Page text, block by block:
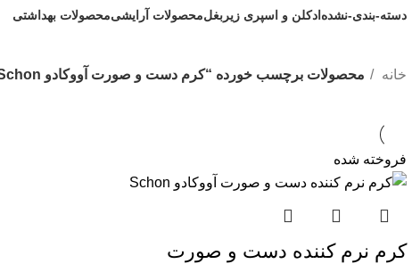
دسته-بندی-نشده ادکلن و اسپری زیربغلمحصولات آرایشیمحصولات بهداشتی
خانه محصولات برچسب خورده “کرم دست و صورت آووکادو Schon”
فروخته شده
کرم نرم کننده دست و صورت